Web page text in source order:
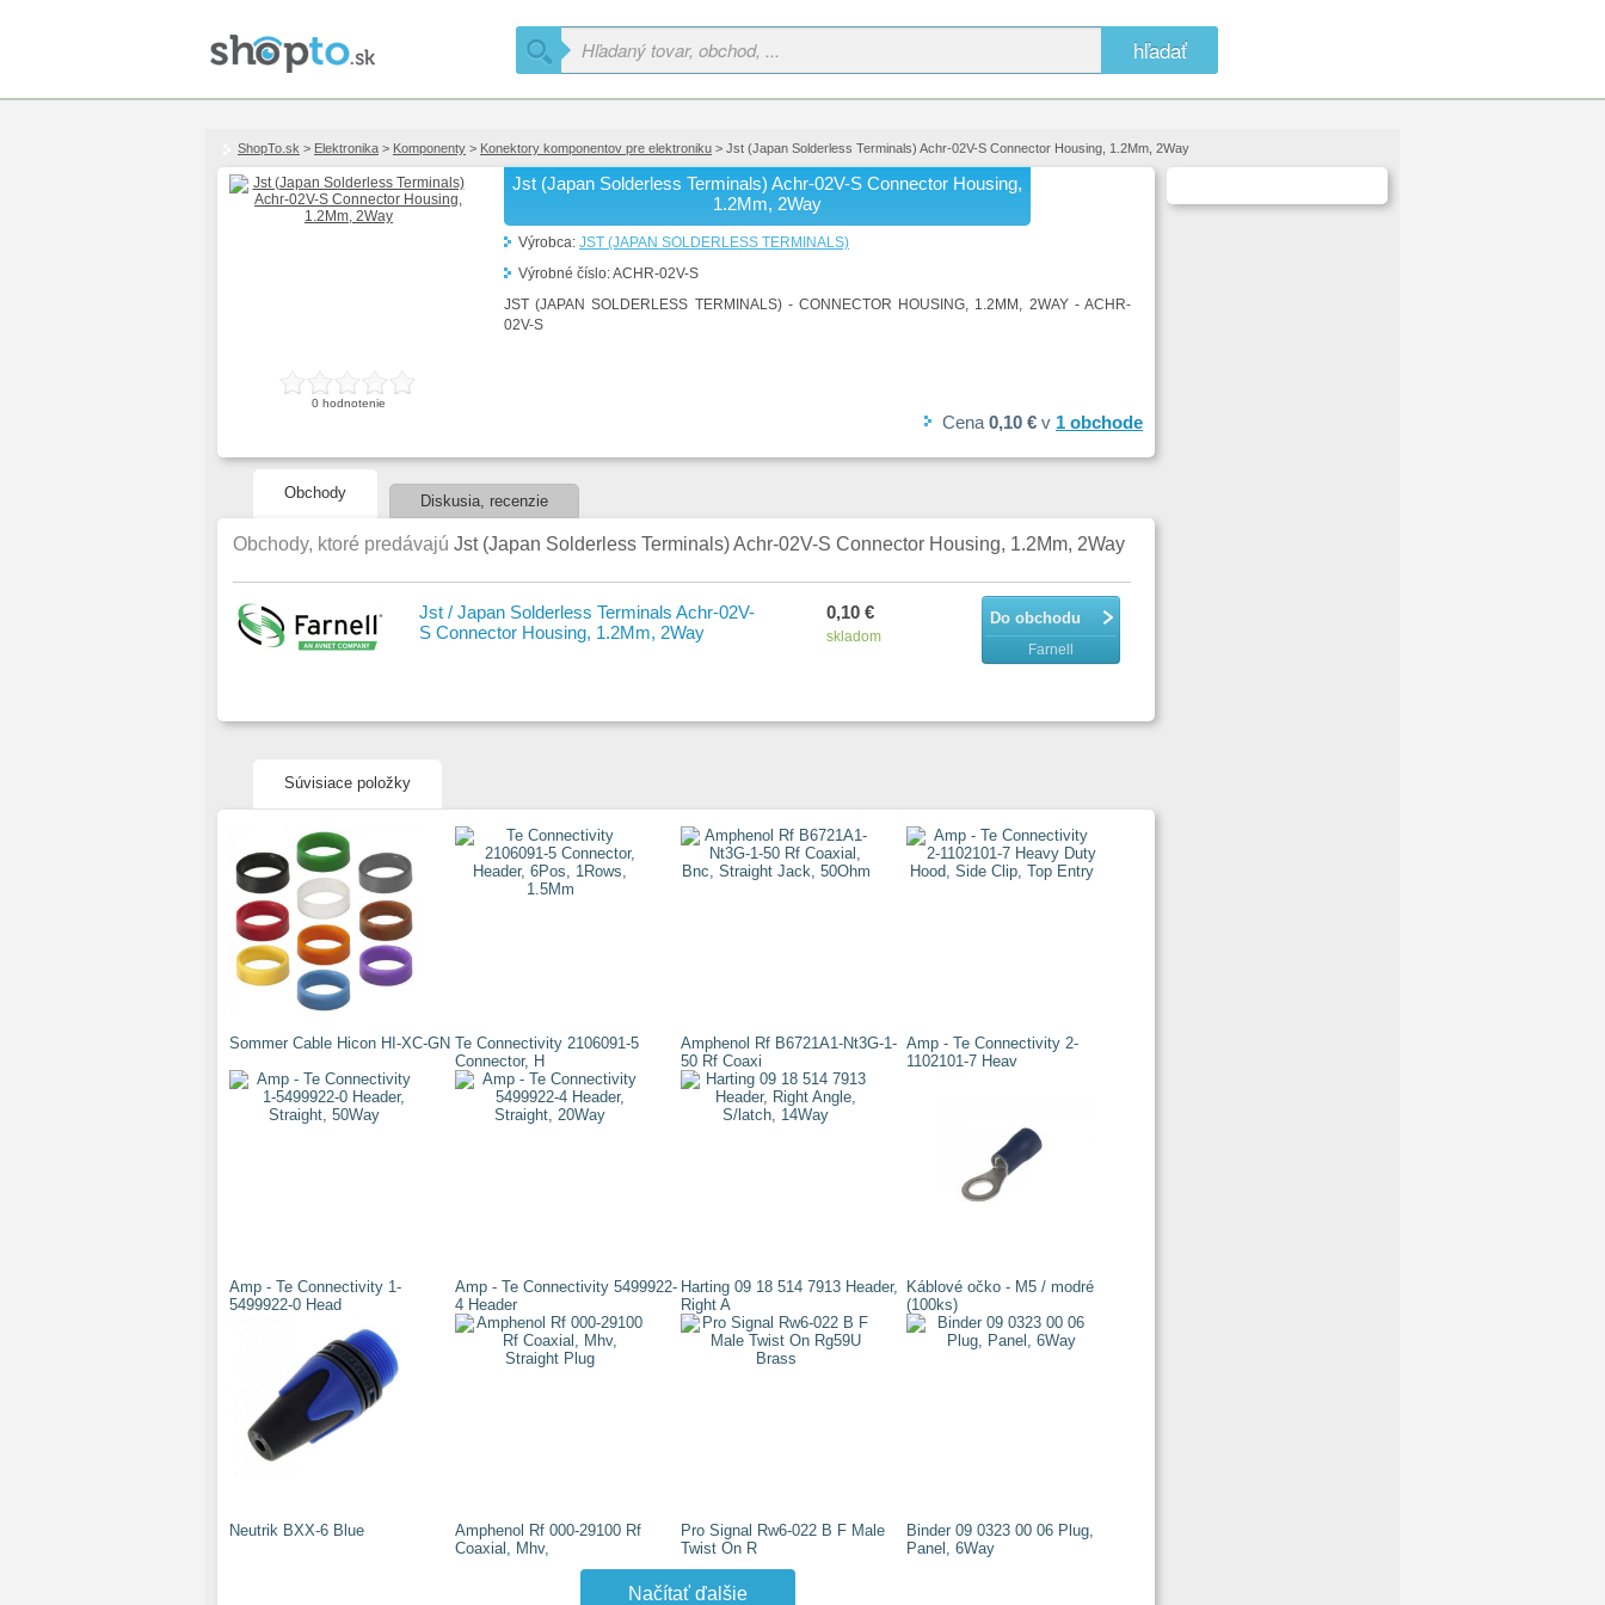
hľadať
ShopTo.sk > Elektronika > Komponenty > Konektory komponentov pre elektroniku > Jst (Japan Solderless Terminals) Achr-02V-S Connector Housing, 1.2Mm, 2Way
Jst (Japan Solderless Terminals) Achr-02V-S Connector Housing,
1.2Mm, 2Way
0hodnotenie
Výrobca: JST (JAPAN SOLDERLESS TERMINALS)
Výrobné číslo:ACHR-02V-S
JST (JAPAN SOLDERLESS TERMINALS) - CONNECTOR HOUSING, 1.2MM, 2WAY - ACHR-
02V-S
Cena 0,10 € v 1 obchode
Obchody Diskusia, recenzie
Obchody, ktoré predávajú Jst (Japan Solderless Terminals) Achr-02V-S Connector Housing, 1.2Mm, 2Way
Jst / Japan Solderless Terminals Achr-02V-
S Connector Housing, 1.2Mm, 2Way
Do obchodu
Farnell
0,10 €
skladom
Súvisiace položky
Sommer Cable Hicon HI-XC-GN Te Connectivity 2106091-5
Connector, H
Amphenol Rf B6721A1-Nt3G-1-
50 Rf Coaxi
Amp - Te Connectivity 2-
1102101-7 Heav
Amp - Te Connectivity 1-
5499922-0 Head
Amp - Te Connectivity 5499922-
4 Header
Harting 09 18 514 7913 Header,
Right A
Káblové očko - M5 / modré
(100ks)
Neutrik BXX-6 Blue
Amphenol Rf 000-29100 Rf
Coaxial, Mhv,
Pro Signal Rw6-022 B F Male
Twist On R
Binder 09 0323 00 06 Plug,
Panel, 6Way
Načítať ďalšie